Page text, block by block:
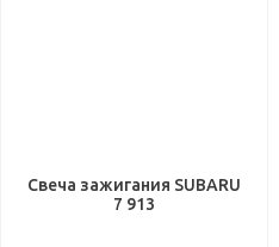
Свеча зажигания SUBARU
7 913